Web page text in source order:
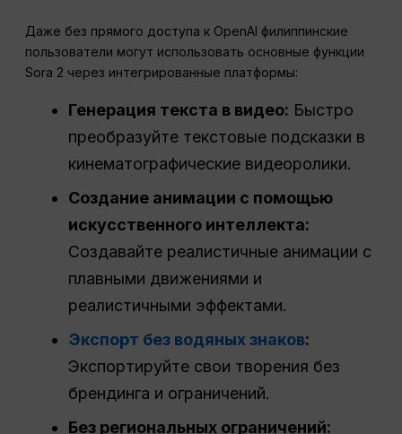
Даже без прямого доступа к OpenAI филиппинские
пользователи могут использовать основные функции
Sora 2 через интегрированные платформы:
Генерация текста в видео: Быстро
преобразуйте текстовые подсказки в
кинематографические видеоролики.
Создание анимации с помощью
искусственного интеллекта:
Создавайте реалистичные анимации с
плавными движениями и
реалистичными эффектами.
Экспорт без водяных знаков:
Экспортируйте свои творения без
брендинга и ограничений.
Без региональных ограничений: